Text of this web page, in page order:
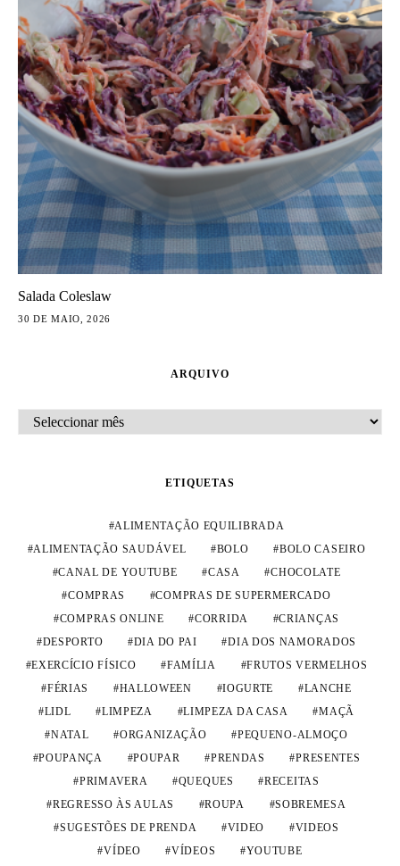
Salada Coleslaw
30 DE MAIO, 2026
ARQUIVO
ARQUIVO
ETIQUETAS
ALIMENTAÇÃO EQUILIBRADA
ALIMENTAÇÃO SAUDÁVEL
BOLO
BOLO CASEIRO
CANAL DE YOUTUBE
CASA
CHOCOLATE
COMPRAS
COMPRAS DE SUPERMERCADO
COMPRAS ONLINE
CORRIDA
CRIANÇAS
DESPORTO
DIA DO PAI
DIA DOS NAMORADOS
EXERCÍCIO FÍSICO
FAMÍLIA
FRUTOS VERMELHOS
FÉRIAS
HALLOWEEN IOGURTE
LANCHE
LIDL
LIMPEZA LIMPEZA DA CASA
MAÇÃ
NATAL
ORGANIZAÇÃO
PEQUENO-ALMOÇO
POUPANÇA
POUPAR PRENDAS
PRESENTES
PRIMAVERA
QUEQUES
RECEITAS
REGRESSO ÀS AULAS
ROUPA
SOBREMESA
SUGESTÕES DE PRENDA
VIDEO
VIDEOS
VÍDEO
VÍDEOS YOUTUBE